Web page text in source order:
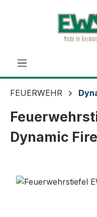
Zum Hauptinhalt
FEUERWEHR
Dynamic